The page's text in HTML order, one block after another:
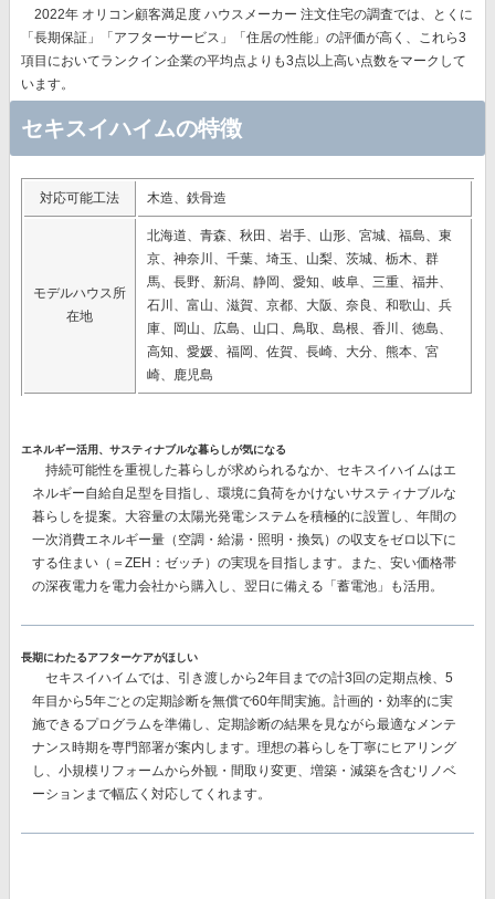
2022年 オリコン顧客満足度 ハウスメーカー 注文住宅の調査では、とくに
「長期保証」「アフターサービス」「住居の性能」の評価が高く、これら3
項目においてランクイン企業の平均点よりも3点以上高い点数をマークして
います。
セキスイハイムの特徴
対応可能工法 木造、鉄骨造
モデルハウス所
在地
北海道、青森、秋田、岩手、山形、宮城、福島、東
京、神奈川、千葉、埼玉、山梨、茨城、栃木、群
馬、長野、新潟、静岡、愛知、岐阜、三重、福井、
石川、富山、滋賀、京都、大阪、奈良、和歌山、兵
庫、岡山、広島、山口、鳥取、島根、香川、徳島、
高知、愛媛、福岡、佐賀、長崎、大分、熊本、宮
崎、鹿児島
エネルギー活用、サスティナブルな暮らしが気になる
持続可能性を重視した暮らしが求められるなか、セキスイハイムはエ
ネルギー自給自足型を目指し、環境に負荷をかけないサスティナブルな
暮らしを提案。大容量の太陽光発電システムを積極的に設置し、 年間の
一次消費エネルギー量（空調・給湯・照明・換気）の収支をゼロ以下に
する住まい（＝ZEH：ゼッチ）の実現を目指します。また、安い価格帯
の深夜電力を電力会社から購入し、翌日に備える 「蓄電池」 も活用。
長期にわたるアフターケアがほしい
セキスイハイムでは、 引き渡しから2年目までの計3回の定期点検、 5
年目から5年ごとの定期診断を無償で60年間実施。計画的・効率的に実
施できるプログラムを準備し、定期診断の結果を見ながら最適なメンテ
ナンス時期を専門部署が案内します。理想の暮らしを丁寧にヒアリング
し、小規模リフォームから外観・間取り変更、増築・減築を含むリノベ
ーションまで幅広く対応してくれます。